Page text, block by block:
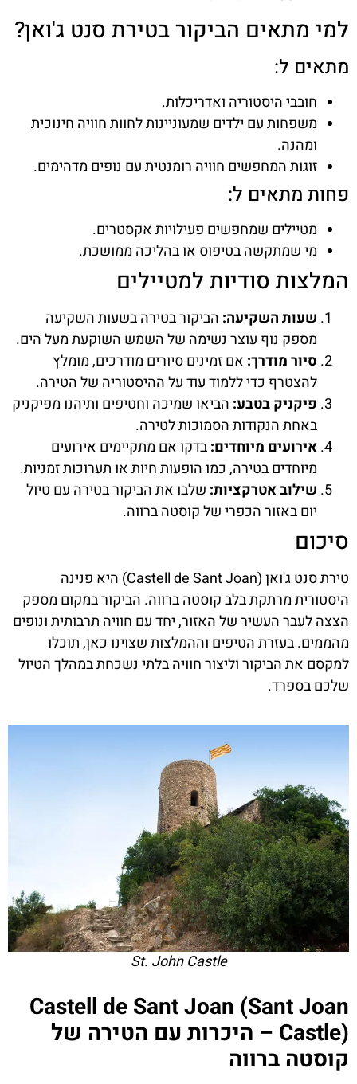
למי מתאים הביקור בטירת סנט ג'ואן?
מתאים ל:
חובבי היסטוריה ואדריכלות.
משפחות עם ילדים שמעוניינות לחוות חוויה חינוכית
ומהנה.
זוגות המחפשים חוויה רומנטית עם נופים מדהימים.
פחות מתאים ל:
מטיילים שמחפשים פעילויות אקסטרים.
מי שמתקשה בטיפוס או בהליכה ממושכת.
המלצות סודיות למטיילים
שעות השקיעה: הביקור בטירה בשעות השקיעה
מספק נוף עוצר נשימה של השמש השוקעת מעל הים.
סיור מודרך: אם זמינים סיורים מודרכים, מומלץ
להצטרף כדי ללמוד עוד על ההיסטוריה של הטירה.
פיקניק בטבע: הביאו שמיכה וחטיפים ותיהנו מפיקניק
באחת הנקודות הסמוכות לטירה.
אירועים מיוחדים:בדקו אם מתקיימים אירועים
מיוחדים בטירה, כמו הופעות חיות או תערוכות זמניות.
שילוב אטרקציות: שלבו את הביקור בטירה עם טיול
יום באזור הכפרי של קוסטה ברווה.
סיכום
טירת סנט ג'ואן (Castell de Sant Joan) היא פנינה
היסטורית מרתקת בלב קוסטה ברווה. הביקור במקום מספק
הצצה לעבר העשיר של האזור, יחד עם חוויה תרבותית ונופים
מהממים. בעזרת הטיפים וההמלצות שצוינו כאן, תוכלו
למקסם את הביקור וליצור חוויה בלתי נשכחת במהלך הטיול
שלכם בספרד.
St. John Castle
‪‪Castell de Sant Joan (Sant Joan
Castle)‬‬ – היכרות עם הטירה של
קוסטה ברווה